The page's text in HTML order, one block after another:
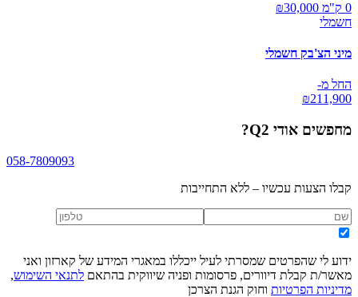
0 ק"מ ₪
30,000
חשמלי
מיני הצ'בק חשמלי
החל מ-
₪211,900
מחפשים אודי Q2 ?
058-7809093
קבלו הצעות עכשיו – ללא התחייבות
ידוע לי שהפרטים שמסרתי לעיל ייכללו במאגרי המידע של קארזון ואני
מאשר/ת קבלת דיוורים, פרסומות ופניה שיווקית בהתאם לתנאי השימוש,
מדיניות הפרטיות וחוק הגנת הצרכן